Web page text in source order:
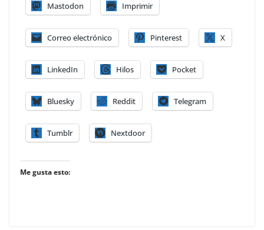
Mastodon Imprimir
Correo electrónico Pinterest X
LinkedIn Hilos Pocket
Bluesky Reddit Telegram
Tumblr Nextdoor
Me gusta esto: